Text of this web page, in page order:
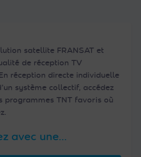
satellite FRANSAT et
de réception TV
réception directe individuelle
système collectif, accédez
programmes TNT favoris où
avec une…